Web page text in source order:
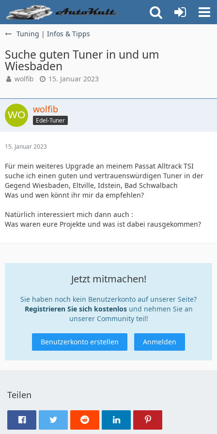
Tuning | Infos & Tipps
Suche guten Tuner in und um
Wiesbaden
wolfib 15. Januar 2023
wolfib
Edel-Tuner
15. Januar 2023
Für mein weiteres Upgrade an meinem Passat Alltrack TSI
suche ich einen guten und vertrauenswürdigen Tuner in der
Gegend Wiesbaden, Eltville, Idstein, Bad Schwalbach
Was und wen könnt ihr mir da empfehlen?
Natürlich interessiert mich dann auch :
Was waren eure Projekte und was ist dabei rausgekommen?
Jetzt mitmachen!
Sie haben noch kein Benutzerkonto auf unserer Seite?
Registrieren Sie sich kostenlosund nehmen Sie an
unserer Community teil!
Benutzerkonto erstellen Anmelden
Teilen